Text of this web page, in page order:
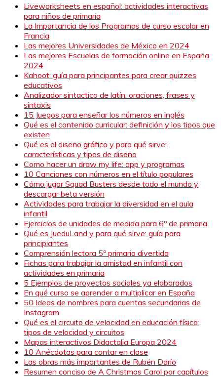
Liveworksheets en español: actividades interactivas
para niños de primaria
La Importancia de los Programas de curso escolar en
Francia
Las mejores Universidades de México en 2024
Las mejores Escuelas de formación online en España
2024
Kahoot: guía para principantes para crear quizzes
educativos
Analizador sintactico de latín: oraciones, frases y
sintaxis
15 Juegos para enseñar los números en inglés
Qué es el contenido curricular: definición y los tipos que
existen
Qué es el diseño gráfico y para qué sirve:
características y tipos de diseño
Como hacer un draw my life: app y programas
10 Canciones con números en el título populares
Cómo jugar Squad Busters desde todo el mundo y
descargar beta versión
Actividades para trabajar la diversidad en el aula
infantil
Ejercicios de unidades de medida para 6º de primaria
Qué es JueduLand y para qué sirve: guía para
principiantes
Comprensión lectora 5º primaria divertida
Fichas para trabajar la amistad en infantil con
actividades en primaria
5 Ejemplos de proyectos sociales ya elaborados
En qué curso se aprender a multiplicar en España
50 Ideas de nombres para cuentas secundarias de
Instagram
Qué es el circuito de velocidad en educación física:
tipos de velocidad y circuitos
Mapas interactivos Didactalia Europa 2024
10 Anécdotas para contar en clase
Las obras más importantes de Rubén Darío
Resumen conciso de A Christmas Carol por capítulos